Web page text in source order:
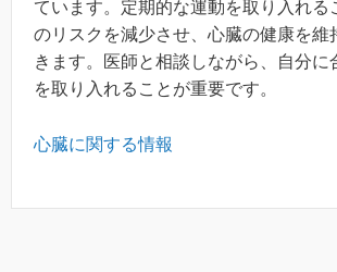
ています。定期的な運動を取り入れる
のリスクを減少させ、心臓の健康を維
きます。医師と相談しながら、自分に
を取り入れることが重要です。
心臓に関する情報